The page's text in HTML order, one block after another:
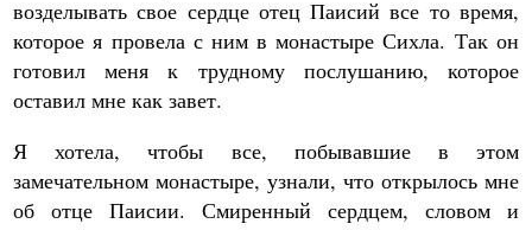
возделывать свое сердце отец Паисий все то время,
которое я провела с ним в монастыре Сихла. Так он
готовил меня к трудному послушанию, которое
оставил мне как завет.
Я хотела, чтобы все, побывавшие в этом
замечательном монастыре, узнали, что открылось мне
об отце Паисии. Смиренный сердцем, словом и